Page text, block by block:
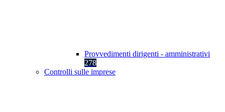
Provvedimenti dirigenti - amministrativi
278
Controlli sulle imprese